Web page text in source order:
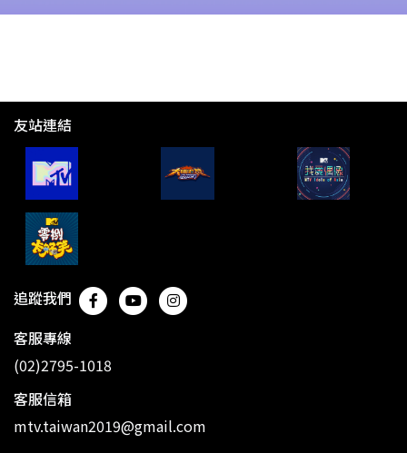
友站連結
追蹤我們
客服專線
(02)2795-1018
客服信箱
mtv.taiwan2019@gmail.com